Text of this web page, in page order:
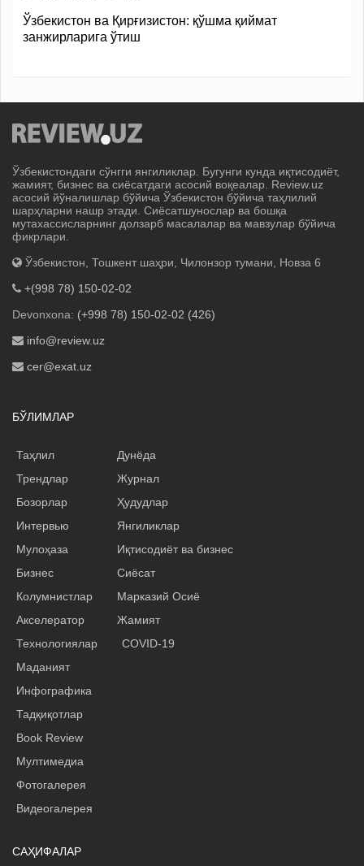
Ўзбекистон ва Қирғизистон: қўшма қиймат
занжирларига ўтиш
Ўзбекистондаги сўнгги янгиликлар. Бугунги кунда иқтисодиёт,
жамият, бизнес ва сиёсатдаги асосий воқеалар. Review.uz
асосий йўналишлар бўйича Ўзбекистон бўйича таҳлилий
шарҳларни нашр этади. Сиёсатшунослар ва бошқа
мутахассисларнинг долзарб масалалар ва мавзулар бўйича
фикрлари.
Ўзбекистон, Тошкент шаҳри, Чилонзор тумани, Новза 6
+(998 78) 150-02-02
Devonxona: (+998 78) 150-02-02 (426)
info@review.uz
cer@exat.uz
БЎЛИМЛАР
Таҳлил
Трендлар
Бозорлар
Интервью
Мулоҳаза
Бизнес
Колумнистлар
Акселератор
Дунёда
Журнал
Ҳудудлар
Янгиликлар
Иқтисодиёт ва бизнес
Сиёсат
Марказий Осиё
Жамият
Технологиялар
Маданият
Инфографика
Тадқиқотлар
Book Review
Мултимедиа
Фотогалерея
Видеогалерея
COVID-19
САҲИФАЛАР